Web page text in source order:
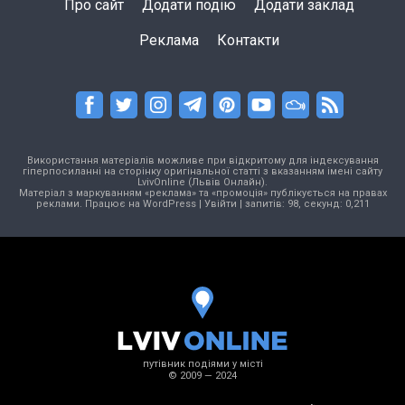
Про сайт Додати подію Додати заклад
Реклама Контакти
Використання матеріалів можливе при відкритому для індексування
гіперпосиланні на сторінку оригінальної статті з вказанням імені сайту
LvivOnline (Львів Онлайн).
Матеріал з маркуванням «реклама» та «промоція» публікується на правах
реклами. Працює на WordPress| Увійти | запитів: 98, секунд: 0,211
путівник подіями у місті
© 2009 — 2024